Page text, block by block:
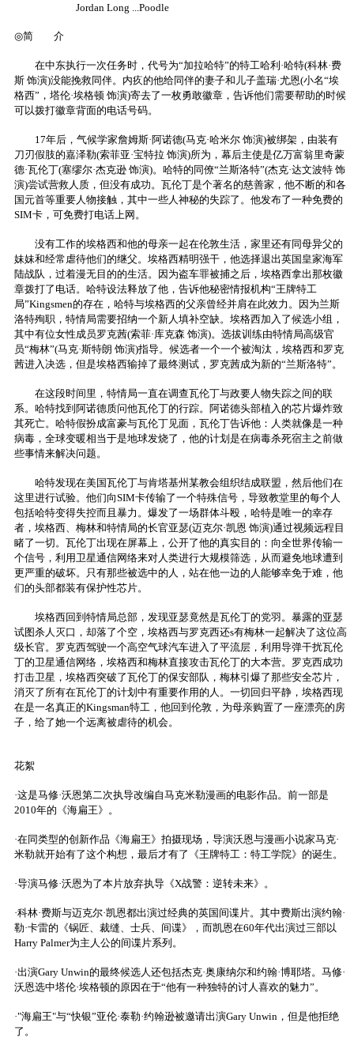
Jordan Long ...Poodle
◎简 介
在中东执行一次任务时，代号为“加拉哈特”的特工哈利·哈特(科林·费
斯 饰演)没能挽救同伴。内疚的他给同伴的妻子和儿子盖瑞·尤恩(小名“埃
格西”，塔伦·埃格顿 饰演)寄去了一枚勇敢徽章，告诉他们需要帮助的时候
可以拨打徽章背面的电话号码。
17年后，气候学家詹姆斯·阿诺德(马克·哈米尔 饰演)被绑架，由装有
刀刃假肢的嘉泽勒(索菲亚·宝特拉 饰演)所为，幕后主使是亿万富翁里奇蒙
德·瓦伦丁(塞缪尔·杰克逊 饰演)。哈特的同僚“兰斯洛特”(杰克·达文波特 饰
演)尝试营救人质，但没有成功。瓦伦丁是个著名的慈善家，他不断的和各
国元首等重要人物接触，其中一些人神秘的失踪了。他发布了一种免费的
SIM卡，可免费打电话上网。
没有工作的埃格西和他的母亲一起在伦敦生活，家里还有同母异父的
妹妹和经常虐待他们的继父。埃格西精明强干，他选择退出英国皇家海军
陆战队，过着漫无目的的生活。因为盗车罪被捕之后，埃格西拿出那枚徽
章拨打了电话。哈特设法释放了他，告诉他秘密情报机构“王牌特工
局”Kingsmen的存在，哈特与埃格西的父亲曾经并肩在此效力。因为兰斯
洛特殉职，特情局需要招纳一个新人填补空缺。埃格西加入了候选小组，
其中有位女性成员罗克茜(索菲·库克森 饰演)。选拔训练由特情局高级官
员“梅林”(马克·斯特朗 饰演)指导。候选者一个一个被淘汰，埃格西和罗克
茜进入决选，但是埃格西输掉了最终测试，罗克茜成为新的“兰斯洛特”。
在这段时间里，特情局一直在调查瓦伦丁与政要人物失踪之间的联
系。哈特找到阿诺德质问他瓦伦丁的行踪。阿诺德头部植入的芯片爆炸致
其死亡。哈特假扮成富豪与瓦伦丁见面，瓦伦丁告诉他：人类就像是一种
病毒，全球变暖相当于是地球发烧了，他的计划是在病毒杀死宿主之前做
些事情来解决问题。
哈特发现在美国瓦伦丁与肯塔基州某教会组织结成联盟，然后他们在
这里进行试验。他们向SIM卡传输了一个特殊信号，导致教堂里的每个人
包括哈特变得失控而且暴力。爆发了一场群体斗殴，哈特是唯一的幸存
者，埃格西、梅林和特情局的长官亚瑟(迈克尔·凯恩 饰演)通过视频远程目
睹了一切。瓦伦丁出现在屏幕上，公开了他的真实目的：向全世界传输一
个信号，利用卫星通信网络来对人类进行大规模筛选，从而避免地球遭到
更严重的破坏。只有那些被选中的人，站在他一边的人能够幸免于难，他
们的头部都装有保护性芯片。
埃格西回到特情局总部，发现亚瑟竟然是瓦伦丁的党羽。暴露的亚瑟
试图杀人灭口，却落了个空，埃格西与罗克西还s有梅林一起解决了这位高
级长官。罗克西驾驶一个高空气球汽车进入了平流层，利用导弹干扰瓦伦
丁的卫星通信网络，埃格西和梅林直接攻击瓦伦丁的大本营。罗克西成功
打击卫星，埃格西突破了瓦伦丁的保安部队，梅林引爆了那些安全芯片，
消灭了所有在瓦伦丁的计划中有重要作用的人。一切回归平静，埃格西现
在是一名真正的Kingsman特工，他回到伦敦，为母亲购置了一座漂亮的房
子，给了她一个远离被虐待的机会。
花絮
·这是马修·沃恩第二次执导改编自马克米勒漫画的电影作品。前一部是
2010年的《海扁王》。
·在同类型的创新作品《海扁王》拍摄现场，导演沃恩与漫画小说家马克·
米勒就开始有了这个构想，最后才有了《王牌特工：特工学院》的诞生。
·导演马修·沃恩为了本片放弃执导《X战警：逆转未来》。
·科林·费斯与迈克尔·凯恩都出演过经典的英国间谍片。其中费斯出演约翰·
勒·卡雷的《锅匠、裁缝、士兵、间谍》，而凯恩在60年代出演过三部以
Harry Palmer为主人公的间谍片系列。
·出演Gary Unwin的最终候选人还包括杰克·奥康纳尔和约翰·博耶塔。马修·
沃恩选中塔伦·埃格顿的原因在于“他有一种独特的讨人喜欢的魅力”。
·"海扁王"与“快银”亚伦·泰勒·约翰逊被邀请出演Gary Unwin，但是他拒绝
了。